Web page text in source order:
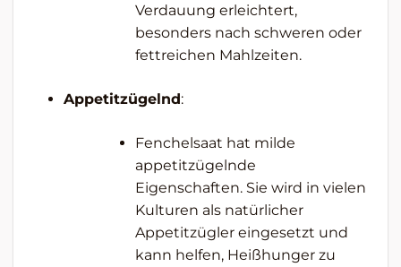
Verdauung erleichtert,
besonders nach schweren oder
fettreichen Mahlzeiten.
Appetitzügelnd:
Fenchelsaat hat milde
appetitzügelnde
Eigenschaften. Sie wird in vielen
Kulturen als natürlicher
Appetitzügler eingesetzt und
kann helfen, Heißhunger zu